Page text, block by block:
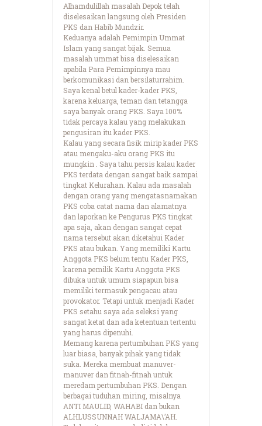
Alhamdulillah masalah Depok telah
diselesaikan langsung oleh Presiden
PKS dan Habib Mundzir.
Keduanya adalah Pemimpin Ummat
Islam yang sangat bijak. Semua
masalah ummat bisa diselesaikan
apabila Para Pemimpinnya mau
berkomunikasi dan bersilaturrahim.
Saya kenal betul kader-kader PKS,
karena keluarga, teman dan tetangga
saya banyak orang PKS. Saya 100%
tidak percaya kalau yang melakukan
pengusiran itu kader PKS.
Kalau yang secara fisik mirip kader PKS
atau mengaku-aku orang PKS itu
mungkin . Saya tahu persis kalau kader
PKS terdata dengan sangat baik sampai
tingkat Kelurahan. Kalau ada masalah
dengan orang yang mengatasnamakan
PKS coba catat nama dan alamatnya
dan laporkan ke Pengurus PKS tingkat
apa saja, akan dengan sangat cepat
nama tersebut akan diketahui Kader
PKS atau bukan. Yang memiliki Kartu
Anggota PKS belum tentu Kader PKS,
karena pemilik Kartu Anggota PKS
dibuka untuk umum siapapun bisa
memiliki termasuk pengacau atau
provokator. Tetapi untuk menjadi Kader
PKS setahu saya ada seleksi yang
sangat ketat dan ada ketentuan tertentu
yang harus dipenuhi.
Memang karena pertumbuhan PKS yang
luar biasa, banyak pihak yang tidak
suka. Mereka membuat manuver-
manuver dan fitnah-fitnah untuk
meredam pertumbuhan PKS. Dengan
berbagai tuduhan miring, misalnya
ANTI MAULID, WAHABI dan bukan
ALHLUSSUNNAH WALJAMA\’AH.